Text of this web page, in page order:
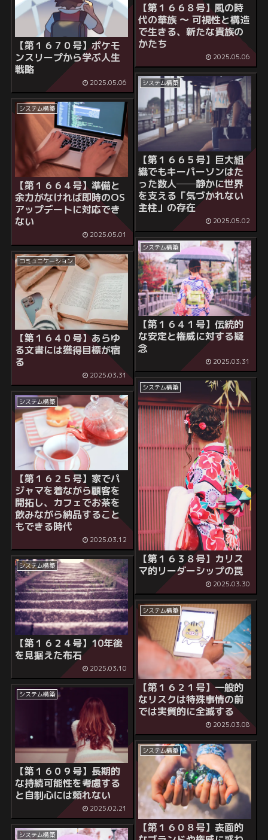
【第１６７０号】ポケモ
ンスリープから学ぶ人生
戦略
2025.05.06
【第１６６８号】風の時
代の華族 〜 可視性と構造
で生きる、新たな貴族の
かたち
2025.05.06
システム構築
【第１６６５号】 巨大組
織でもキーパーソンはた
った数人──静かに世界
を支える「気づかれない
主柱」の存在
2025.05.02
システム構築
【第１６６４号】準備と
余力がなければ即時のOS
アップデートに対応でき
ない
2025.05.01
システム構築
【第１６４１号】 伝統的
な安定と権威に対する疑
念
2025.03.31
コミュニケーション
【第１６４０号】あらゆ
る文書には獲得目標が宿
る
2025.03.31
システム構築
【第１６３８号】 カリス
マ的リーダーシップの罠
2025.03.30
システム構築
【第１６２５号】家でパ
ジャマを着ながら顧客を
開拓し、カフェでお茶を
飲みながら納品すること
もできる時代
2025.03.12
システム構築
【第１６２４号】10年後
を見据えた布石
2025.03.10
システム構築
【第１６２１号】一般的
なリスクは特殊事情の前
では実質的に全滅する
2025.03.08
システム構築
【第１６０９号】長期的
な持続可能性を考慮する
と自制心には頼れない
2025.02.21
システム構築
【第１６０８号】表面的
システム構築